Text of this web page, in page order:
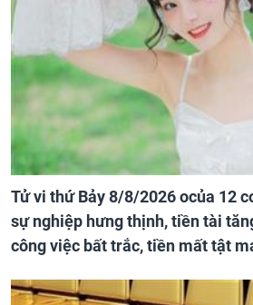
Tử vi thứ Bảy 8/8/2026 ocủa 12
sự nghiệp hưng thịnh, tiền tài
công việc bất trắc, tiền mất tật